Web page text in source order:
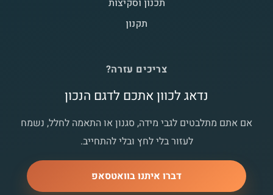
תכנון וסקיצות
תקנון
צריכים עזרה?
נדאג לכוון אתכם לדגם הנכון
אם אתם מתלבטים לגבי מידה, סגנון או התאמה לחלל, נשמח
לעזור בלי לחץ ובלי להתחייב.
דברו איתנו בוואטסאפ